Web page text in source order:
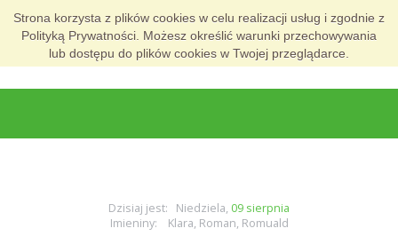
Strona korzysta z plików cookies w celu realizacji usług i zgodnie z
Polityką Prywatności. Możesz określić warunki przechowywania
lub dostępu do plików cookies w Twojej przeglądarce.
Dzisiaj jest: Niedziela, 09 sierpnia
Imieniny: Klara, Roman, Romuald